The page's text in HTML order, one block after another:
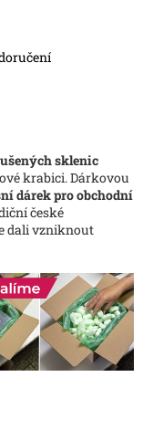
sklenic
krabici. Dárkovou
dárek pro obchodní
české
dali vzniknout